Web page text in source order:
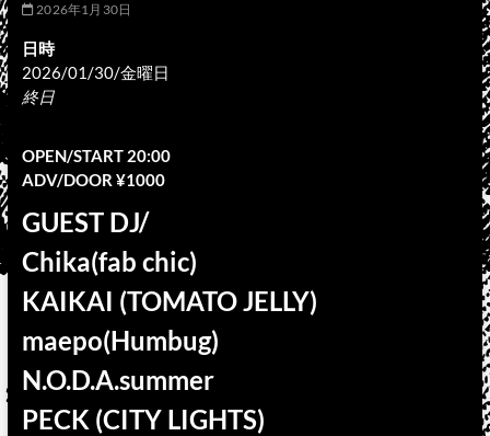
2026年1月30日
日時
2026/01/30/金曜日
終日
OPEN/START 20:00
ADV/DOOR ¥1000
GUEST DJ/
Chika(fab chic)
KAIKAI (TOMATO JELLY)
maepo(Humbug)
N.O.D.A.summer
PECK (CITY LIGHTS)